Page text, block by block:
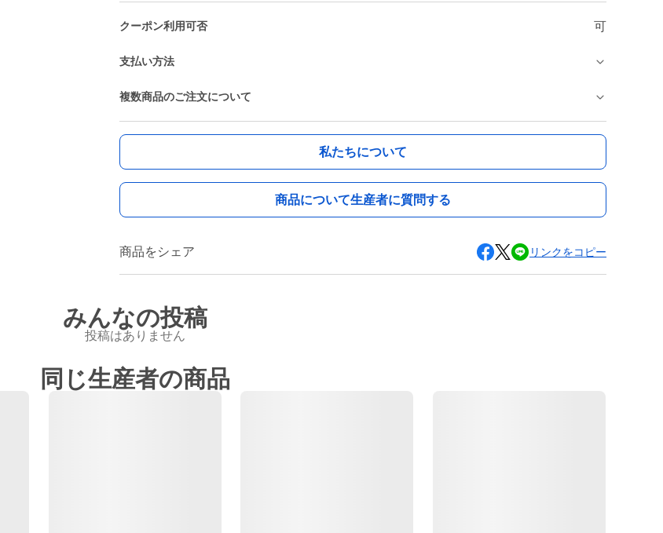
クーポン利用可否 可
支払い方法
複数商品のご注文について
私たちについて
商品について生産者に質問する
商品をシェア リンクをコピー
みんなの投稿
投稿はありません
同じ生産者の商品